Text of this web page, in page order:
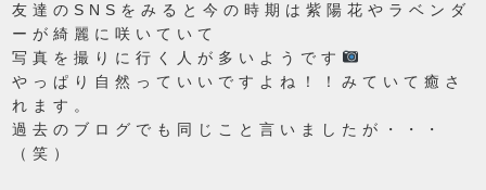
友達のSNSをみると今の時期は紫陽花やラベンダ
ーが綺麗に咲いていて
写真を撮りに行く人が多いようです
やっぱり自然っていいですよね！！みていて癒さ
れます。
過去のブログでも同じこと言いましたが・・・
（笑）